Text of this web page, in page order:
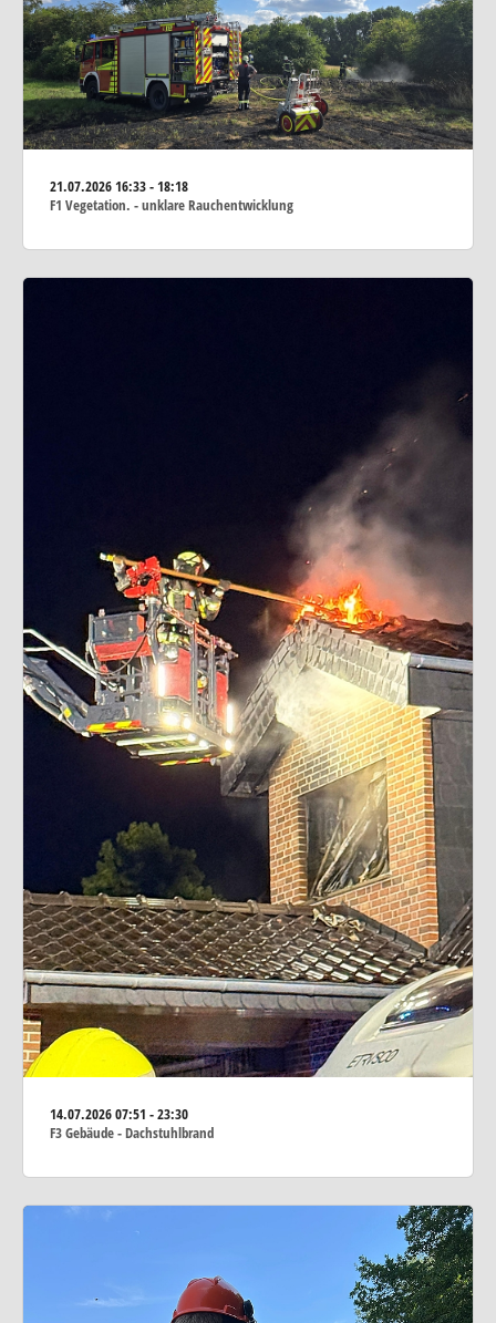
21.07.202616:33 - 18:18
F1 Vegetation. - unklare Rauchentwicklung
14.07.202607:51 - 23:30
F3 Gebäude - Dachstuhlbrand